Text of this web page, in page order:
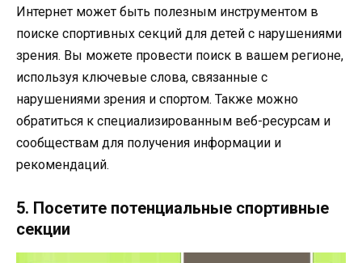
Интернет может быть полезным инструментом в
поиске спортивных секций для детей с нарушениями
зрения. Вы можете провести поиск в вашем регионе,
используя ключевые слова, связанные с
нарушениями зрения и спортом. Также можно
обратиться к специализированным веб-ресурсам и
сообществам для получения информации и
рекомендаций.
5. Посетите потенциальные спортивные
секции